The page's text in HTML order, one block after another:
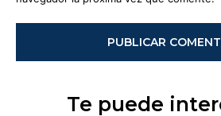
Te puede